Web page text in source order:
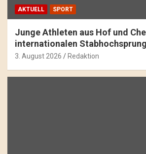
AKTUELL SPORT
Junge Athleten aus Hof und
internationalen
3. August 2026 Redaktion